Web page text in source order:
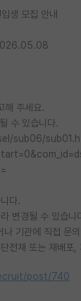
생 모집 안내
해 주세요.
수 있습니다.
sub06/
다.
변경될 수 있습니
기관에 직접 문
전재 또는 재배포,
post/740